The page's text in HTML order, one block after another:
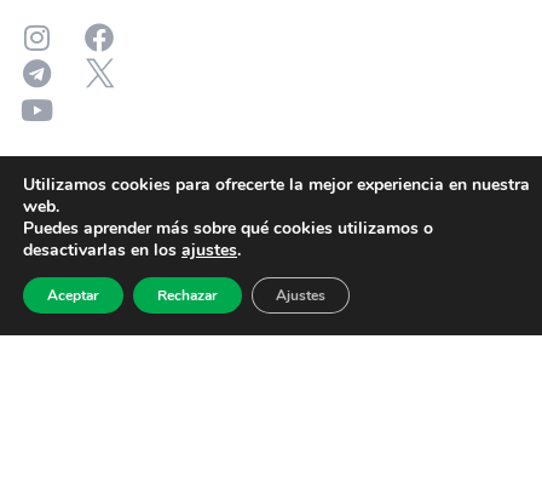
Utilizamos cookies para ofrecerte la mejor experiencia en nuestra
web.
Puedes aprender más sobre qué cookies utilizamos o
desactivarlas en los ajustes.
Aceptar Rechazar Ajustes